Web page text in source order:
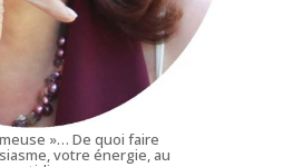
»… De quoi faire
votre énergie, au